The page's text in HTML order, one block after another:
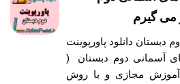
می گیرم
دانلود پاورپوینت
آسمانی دوم دبستان (
آموزش مجازی و با روش